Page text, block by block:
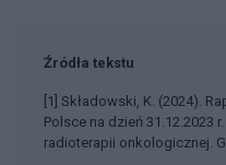
Źródła tekstu
[1] Składowski, K. (2024).
Polsce na dzień 31.12.2023
radioterapii onkologicznej.